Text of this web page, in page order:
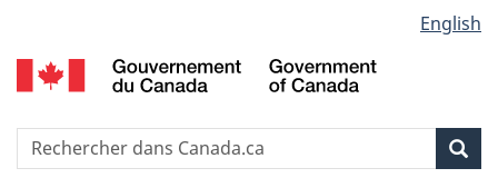
au
contenu
propos
de
la
HTML
simplifiée
selection
English
Recherche